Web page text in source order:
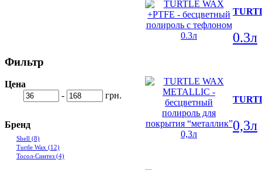
Фильтр
Цена
-
грн.
Бренд
Shell (8)
Turtle Wax (12)
Тосол-Синтез (4)
0.3л
0,3л